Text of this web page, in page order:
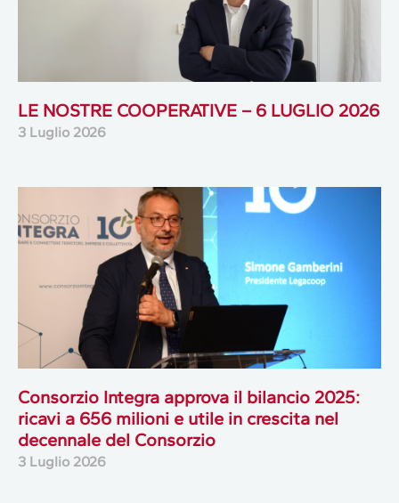
LE NOSTRE COOPERATIVE – 6 LUGLIO 2026
3 Luglio 2026
Consorzio Integra approva il bilancio 2025:
ricavi a 656 milioni e utile in crescita nel
decennale del Consorzio
3 Luglio 2026